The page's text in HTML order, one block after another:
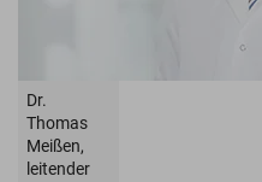
Dr.
Thomas
Meißen,
leitender